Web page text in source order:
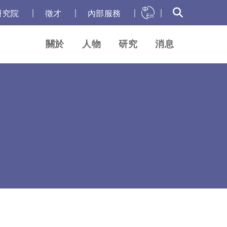
究院 徵才 內部服務
關於 人物 研究 消息